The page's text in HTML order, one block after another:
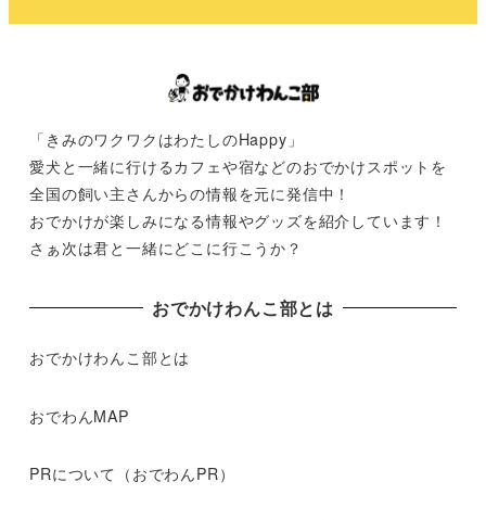
「きみのワクワクはわたしのHappy」
愛犬と一緒に行けるカフェや宿などのおでかけスポットを
全国の飼い主さんからの情報を元に発信中！
おでかけが楽しみになる情報やグッズを紹介しています！
さぁ次は君と一緒にどこに行こうか？
おでかけわんこ部とは
おでかけわんこ部とは
おでわんMAP
PRについて（おでわんPR）